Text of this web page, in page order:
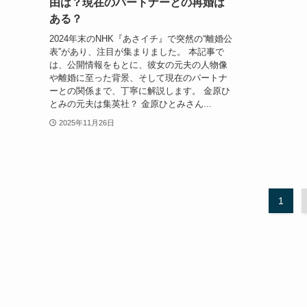
由は？現在のパートナーとの再婚は
ある？
2024年末のNHK『あさイチ』で突然の“離婚公
表”があり、注目が集まりました。 本記事で
は、公開情報をもとに、彼女の元夫の人物像
や離婚に至った背景、そして現在のパートナ
ーとの関係まで、丁寧に解説します。 金原ひ
とみの元夫は集英社？ 金原ひとみさん...
2025年11月26日
1